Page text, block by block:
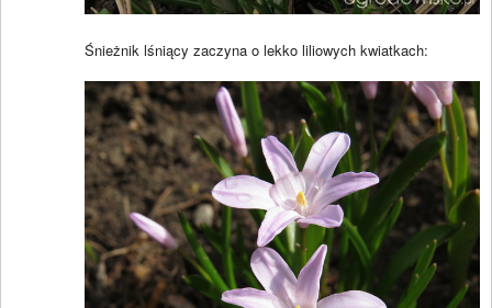
Śnieżnik lśniący zaczyna o lekko liliowych kwiatkach: